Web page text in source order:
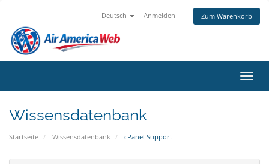
Deutsch Anmelden Zum Warenkorb
Wissensdatenbank
Startseite Wissensdatenbank cPanel Support